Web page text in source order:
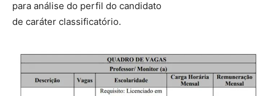
para análise do perfil do candidato
de caráter classificatório.